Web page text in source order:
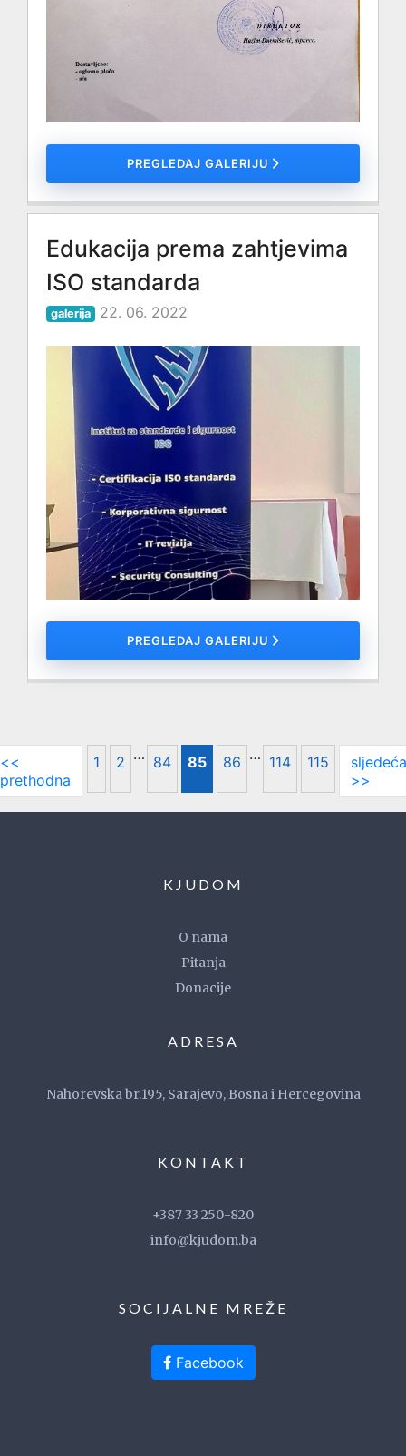
PREGLEDAJ GALERIJU
Edukacija prema zahtjevima
ISO standarda
galerija 22. 06. 2022
PREGLEDAJ GALERIJU
<<
prethodna
1 2 … 84 85 86 … 114 115
sljedeća
>>
KJUDOM
O nama
Pitanja
Donacije
ADRESA
Nahorevska br.195, Sarajevo, Bosna i Hercegovina
KONTAKT
+387 33 250-820
info@kjudom.ba
SOCIJALNE MREŽE
Facebook